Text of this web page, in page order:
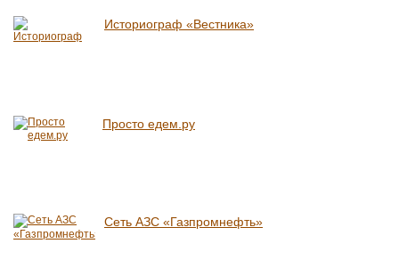
Историограф «Вестника»
Просто едем.ру
Сеть АЗС «Газпромнефть»